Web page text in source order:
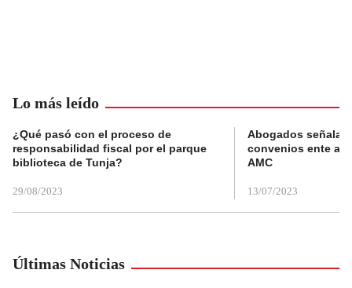
Lo más leído
¿Qué pasó con el proceso de
responsabilidad fiscal por el parque
biblioteca de Tunja?
29/08/2023
Abogados
convenios ente
AMC
13/07/2023
Últimas Noticias